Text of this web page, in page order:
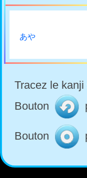
あや
Tracez le
Bouton
Bouton